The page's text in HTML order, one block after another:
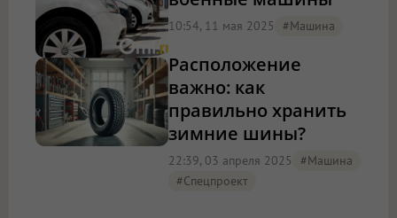
10:54, 11 мая 2025 #машина
Расположение
важно: как
правильно хранить
зимние шины?
22:39, 03 апреля 2025
#машина
#Спецпроект